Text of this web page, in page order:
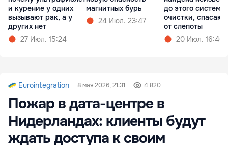
и курение у одних
вызывают рак, а у
других нет
27 Июл. 15:24
магнитных бурь
24 Июл. 23:47
до этого система
очистки,
от слепоты
20 Июл. 16:46
Eurointegration 8 мая 2026, 21:31 4 820
Пожар в дата-центре в
Нидерландах: клиенты будут
ждать доступа к своим